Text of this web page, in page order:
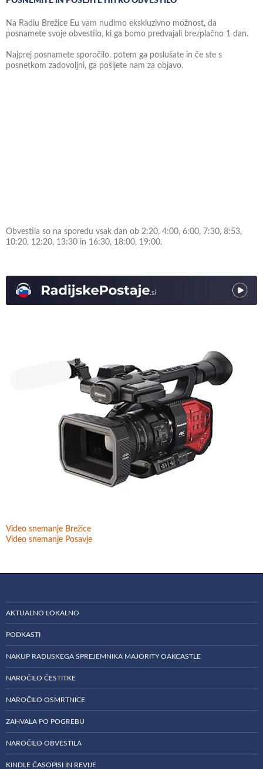
Na Radiu Brežice Eu vam nudimo ekskluzivno možnost, da
posnamete svoje obvestilo, ki ga bomo predvajali brezplačno 1 dan.
Najprej posnamete sporočilo, potem ga poslušate in če ste s
posnetkom zadovoljni, ga pošljete nam za objavo.
Obvestila so na sporedu vsak dan ob 2:20, 4:00, 6:00, 7:30, 8:53,
10:20, 12:20, 13:30 in 16:30, 18:00, 19:00.
Video snemanje Brežice
Video snemanje Posavje
AKTUALNO LOKALNO
PODKASTI
NAKUP RADIJSKEGA SPREJEMNIKA MAJORITY OAKCASTLE
NAROČILO ČESTITKE
NAROČILO OSMRTNICE
ZAHVALA PO POGREBU
NAROČILO OBVESTILA
KINDLE ČASOPISI IN REVIJE